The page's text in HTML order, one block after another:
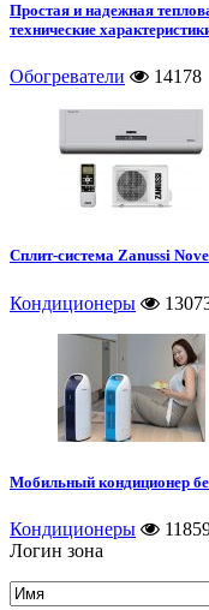
Простая и надежная
технические
Обогреватели 14178
Сплит-система Zanussi
Кондиционеры
Мобильный кондиционер
Кондиционеры
Логин зона